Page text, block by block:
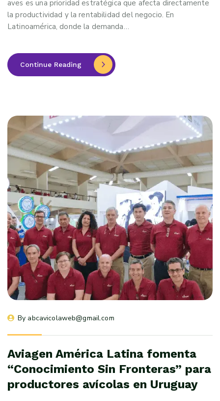
aves es una prioridad estratégica que afecta directamente
la productividad y la rentabilidad del negocio. En
Latinoamérica, donde la demanda…
Continue Reading
By abcavicolaweb@gmail.com
Aviagen América Latina fomenta
“Conocimiento Sin Fronteras” para
productores avícolas en Uruguay